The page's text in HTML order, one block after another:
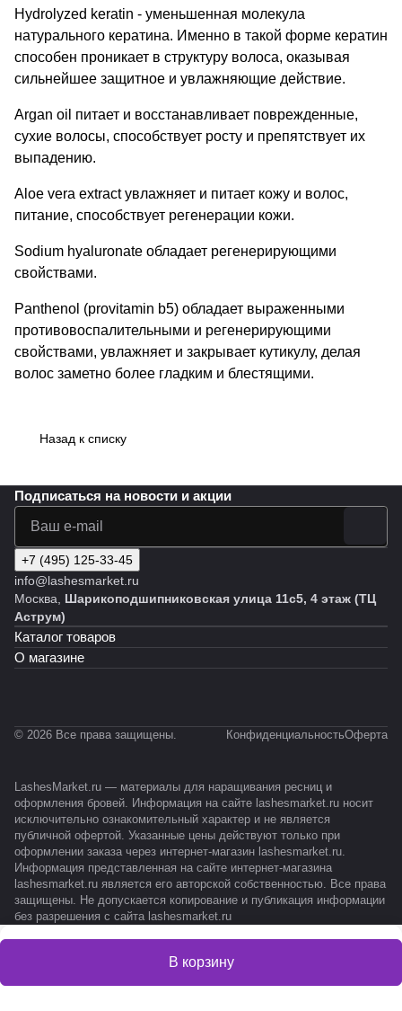
Hydrolyzed keratin - уменьшенная молекула
натурального кератина. Именно в такой форме кератин
способен проникает в структуру волоса, оказывая
сильнейшее защитное и увлажняющие действие.
Argan oil питает и восстанавливает поврежденные,
сухие волосы, способствует росту и препятствует их
выпадению.
Aloe vera extract увлажняет и питает кожу и волос,
питание, способствует регенерации кожи.
Sodium hyaluronate обладает регенерирующими
свойствами.
Panthenol (provitamin b5) обладает выраженными
противовоспалительными и регенерирующими
свойствами, увлажняет и закрывает кутикулу, делая
волос заметно более гладким и блестящими.
Назад к списку
В корзину
Подписаться на новости и акции
+7 (495) 125-33-45
info@lashesmarket.ru
Москва, Шарикоподшипниковская улица 11с5, 4 этаж (ТЦ
Аструм)
Каталог товаров
О магазине
© 2026 Все права защищены. КонфиденциальностьОферта
LashesMarket.ru — материалы для наращивания ресниц и
оформления бровей. Информация на сайте lashesmarket.ru носит
исключительно ознакомительный характер и не является
публичной офертой. Указанные цены действуют только при
оформлении заказа через интернет-магазин lashesmarket.ru.
Информация представленная на сайте интернет-магазина
lashesmarket.ru является его авторской собственностью. Все права
защищены. Не допускается копирование и публикация информации
без разрешения с сайта lashesmarket.ru